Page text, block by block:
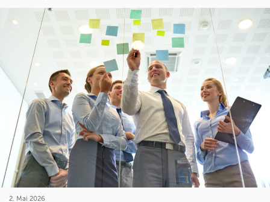
2. Mai 2026